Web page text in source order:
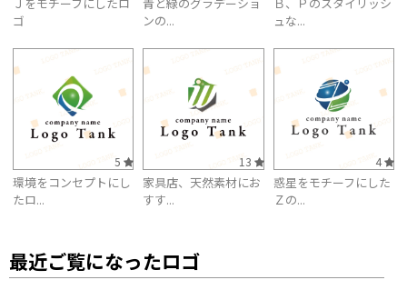
ゴ
ンの...
ュな...
5
環境をコンセプトにし
たロ...
13
家具店、天然素材にお
すす...
4
惑星をモチーフにした
Ｚの...
最近ご覧になったロゴ